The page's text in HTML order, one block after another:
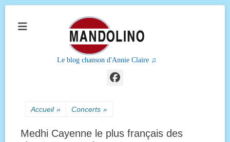
Le blog chanson d'Annie Claire ♫
Facebook
Accueil » Concerts »
Medhi Cayenne le plus français des